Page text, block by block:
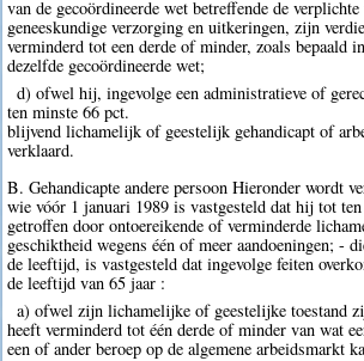
van de gecoördineerde wet betreffende de
geneeskundige verzorging en uitkeringen, zijn
verminderd tot een derde of minder, zoals bepaald
dezelfde gecoördineerde wet;
d) ofwel hij, ingevolge een administratieve of
ten minste 66 pct.
blijvend lichamelijk of geestelijk gehandicapt of
verklaard.
B. Gehandicapte andere persoon Hieronder wordt
wie vóór 1 januari 1989 is vastgesteld dat hij tot
getroffen door ontoereikende of verminderde
geschiktheid wegens één of meer aandoeningen; -
de leeftijd, is vastgesteld dat ingevolge feiten
de leeftijd van 65 jaar :
a) ofwel zijn lichamelijke of geestelijke toestand
heeft verminderd tot één derde of minder van wat
een of ander beroep op de algemene arbeidsmarkt